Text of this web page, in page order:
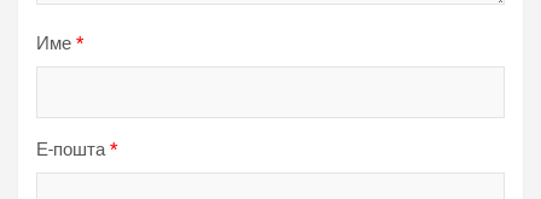
Име *
Е-пошта*